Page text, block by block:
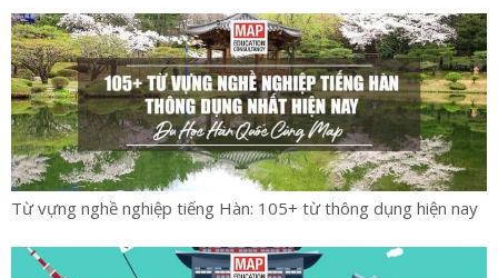
Từ vựng nghề nghiệp tiếng Hàn: 105+ từ thông dụng hiện nay